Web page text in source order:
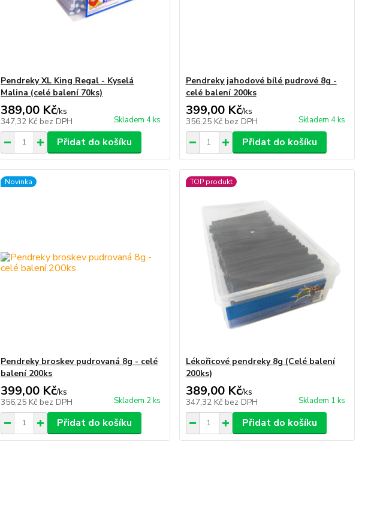
Pendreky XL King Regal - Kyselá
Malina (celé balení 70ks)
389,00 Kč/ks
347,32 Kč bez DPH Skladem 4 ks
Přidat do košíku
Pendreky jahodové bílé pudrové 8g -
celé balení 200ks
399,00 Kč/ks
356,25 Kč bez DPH Skladem 4 ks
Přidat do košíku
Novinka
Pendreky broskev pudrovaná 8g - celé
balení 200ks
399,00 Kč/ks
356,25 Kč bez DPH Skladem 2 ks
Přidat do košíku
TOP produkt
Lékořicové pendreky 8g (Celé balení
200ks)
389,00 Kč/ks
347,32 Kč bez DPH Skladem 1 ks
Přidat do košíku